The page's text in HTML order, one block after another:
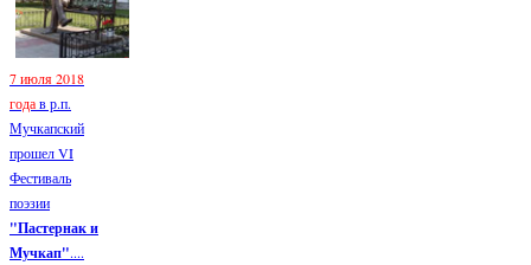
7 июля 2018
годав р.п.
Мучкапский
прошел VI
Фестиваль
поэзии
"Пастернак и
Мучкап"....